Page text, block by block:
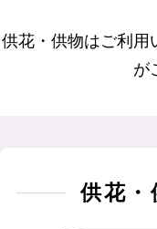
供花・供物はご利用
が
供花・